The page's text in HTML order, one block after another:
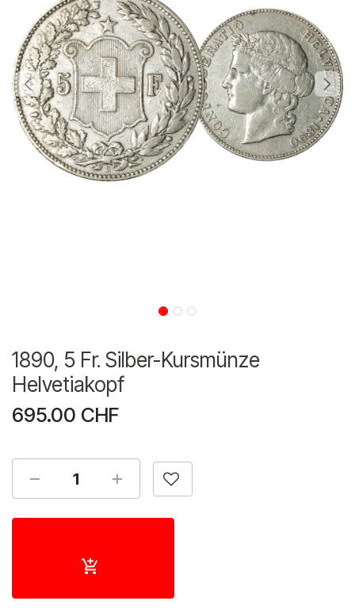
1890, 5 Fr. Silber-Kursmünze
Helvetiakopf
695.00 CHF